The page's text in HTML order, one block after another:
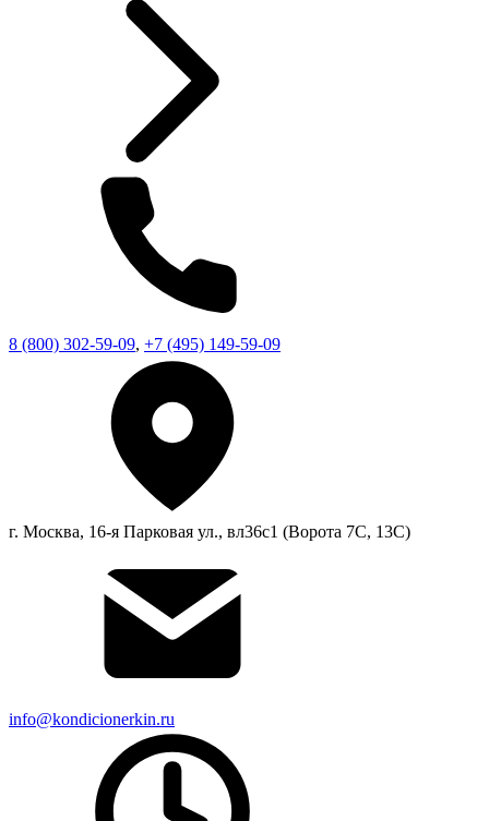
8 (800) 302-59-09, +7 (495) 149-59-09
г. Москва, 16-я Парковая ул., вл36с1 (Ворота 7С, 13С)
info@kondicionerkin.ru